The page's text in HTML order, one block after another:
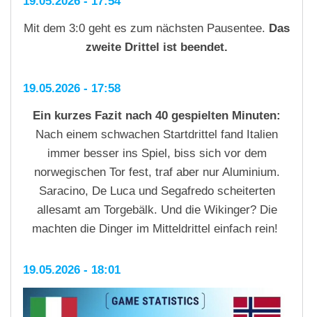
Mit dem 3:0 geht es zum nächsten Pausentee. Das
zweite Drittel ist beendet.
19.05.2026 - 17:58
Ein kurzes Fazit nach 40 gespielten Minuten:
Nach einem schwachen Startdrittel fand Italien
immer besser ins Spiel, biss sich vor dem
norwegischen Tor fest, traf aber nur Aluminium.
Saracino, De Luca und Segafredo scheiterten
allesamt am Torgebälk. Und die Wikinger? Die
machten die Dinger im Mitteldrittel einfach rein!
19.05.2026 - 18:01